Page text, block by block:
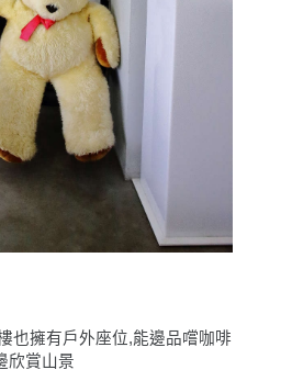
也擁有戶外座位,能邊品嚐咖啡
欣賞山景